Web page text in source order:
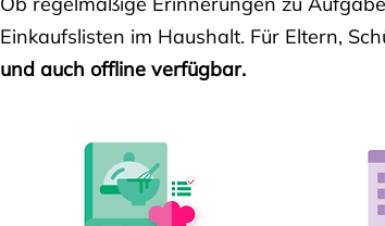
Einkaufslisten im Haushalt. Für Eltern,
und auch offline verfügbar.